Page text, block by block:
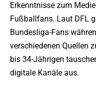
Erkenntnisse zum
Fußballfans. Laut DFL
Bundesliga-Fans
verschiedenen Quellen
bis 34-Jährigen
digitale Kanäle aus.